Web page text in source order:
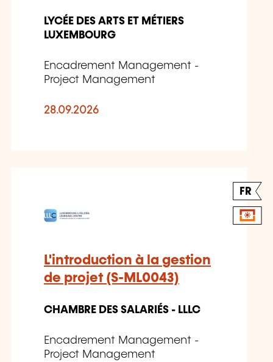
LYCÉE DES ARTS ET MÉTIERS
LUXEMBOURG
Encadrement Management -
Project Management
28.09.2026
FR
L'introduction à la gestion
de projet (S-ML0043)
CHAMBRE DES SALARIÉS - LLLC
Encadrement Management -
Project Management